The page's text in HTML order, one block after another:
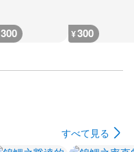
300 ¥300
すべて見る